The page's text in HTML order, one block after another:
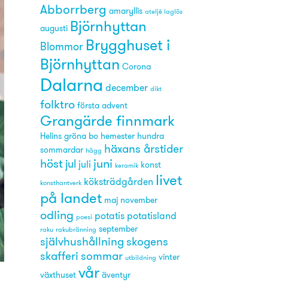
Abborrberg amaryllis ateljé laglös
augusti Björnhyttan
Blommor Brygghuset i
Björnhyttan Corona
Dalarna december dikt
folktro första advent
Grangärde finnmark
Helins gröna bo hemester hundra
sommardar hägg häxans årstider
höst jul juli juni keramik konst
konsthantverk köksträdgården livet
på landet maj november
odling poesi potatis potatisland
raku rakubränning september
självhushållning skogens
skafferi sommar utbildning vinter
växthuset vår äventyr